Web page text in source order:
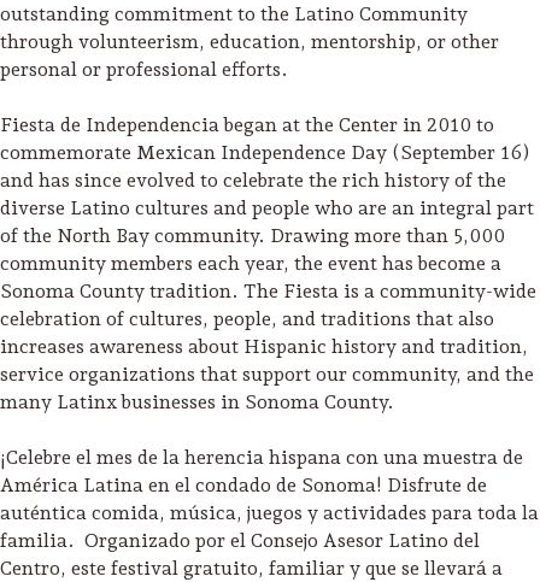
Camping in Wine
Country
Camping/RV
Lodging
outstanding commitment to the Latino Community
through volunteerism, education, mentorship, or other
personal or professional efforts.
Fiesta de Independencia began at the Center in 2010 to
commemorate Mexican Independence Day (September 16)
and has since evolved to celebrate the rich history of the
diverse Latino cultures and people who are an integral part
of the North Bay community. Drawing more than 5,000
community members each year, the event has become a
Sonoma County tradition. The Fiesta is a community-wide
celebration of cultures, people, and traditions that also
increases awareness about Hispanic history and tradition,
service organizations that support our community, and the
many Latinx businesses in Sonoma County.
¡Celebre el mes de la herencia hispana con una muestra de
América Latina en el condado de Sonoma! Disfrute de
auténtica comida, música, juegos y actividades para toda la
familia. Organizado por el Consejo Asesor Latino del
Centro, este festival gratuito, familiar y que se llevará a